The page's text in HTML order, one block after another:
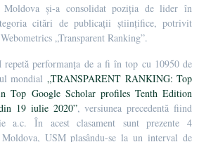
Moldova și-a consolidat poziția de lider în
citări de publicații științifice, potrivit
„Transparent Ranking”.
performanța de a fi în top cu 10950 de
mondial„TRANSPARENT RANKING: Top
Top Google Scholar profiles Tenth Edition
19 iulie 2020”, versiunea precedentă fiind
a.c. În acest clasament sunt prezente 4
USM plasându-se la un interval de